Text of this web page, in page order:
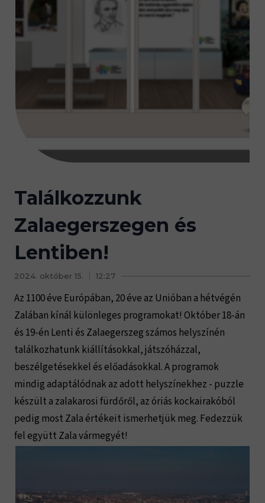
Találkozzunk
Zalaegerszegen és
Lentiben!
2024. október 15. 12:27
Az 1100 éve Európában, 20 éve az Unióban a hétvégén
Zalában kínál különleges programokat! Október 18-án
és 19-én Lenti és Zalaegerszeg számos helyszínén
találkozhatunk kiállításokkal, játszóházzal,
beszélgetésekkel és előadásokkal. A programok
mindig adaptálódnak az adott helyszínekhez - puzzle
készült a zalakarosi fürdőről, az óriás kockairakóból
pedig most Zala értékeit ismerhetjük meg. Fedezzük
fel együtt Zala vármegyét!